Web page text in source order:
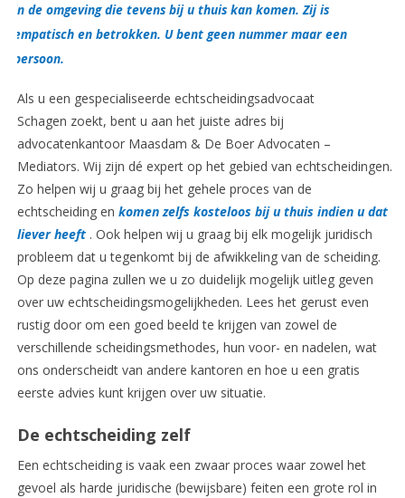
in de omgeving die tevens bij u thuis kan komen. Zij is
empatisch en betrokken. U bent geen nummer maar een
persoon.
Als u een gespecialiseerde echtscheidingsadvocaat
Schagen zoekt, bent u aan het juiste adres bij
advocatenkantoor Maasdam & De Boer Advocaten –
Mediators. Wij zijn dé expert op het gebied van echtscheidingen.
Zo helpen wij u graag bij het gehele proces van de
echtscheiding en komen zelfs kosteloos bij u thuis indien u dat
liever heeft . Ook helpen wij u graag bij elk mogelijk juridisch
probleem dat u tegenkomt bij de afwikkeling van de scheiding.
Op deze pagina zullen we u zo duidelijk mogelijk uitleg geven
over uw echtscheidingsmogelijkheden. Lees het gerust even
rustig door om een goed beeld te krijgen van zowel de
verschillende scheidingsmethodes, hun voor- en nadelen, wat
ons onderscheidt van andere kantoren en hoe u een gratis
eerste advies kunt krijgen over uw situatie.
De echtscheiding zelf
Een echtscheiding is vaak een zwaar proces waar zowel het
gevoel als harde juridische (bewijsbare) feiten een grote rol in